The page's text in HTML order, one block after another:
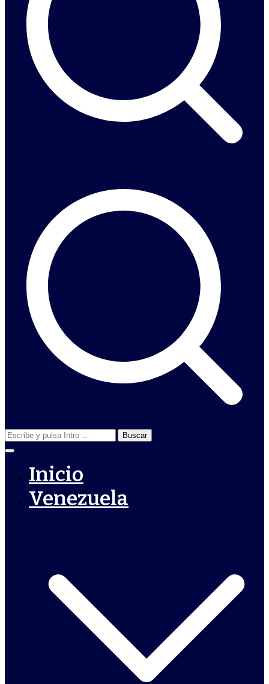
Buscar:
Inicio
Venezuela